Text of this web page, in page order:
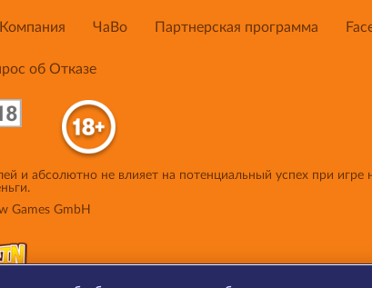
Компания ЧаВо Партнерская программа
об Отказе
и абсолютно не влияет на потенциальный успех при игре
Games GmbH